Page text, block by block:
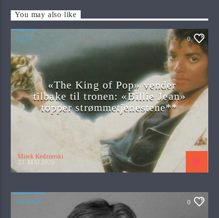
You may also like
FILM 0
«The King of Pop» vender
tilbake til tronen: «Billie Jean»
topper strømmetjenestene**
Mirek Kedzierski
23. MAI 2026
MUSIKK 0